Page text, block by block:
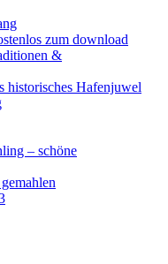
zum download
&
historisches Hafenjuwel
– schöne